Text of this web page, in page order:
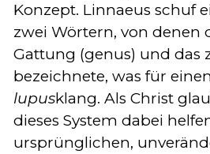
Konzept. Linnaeus schuf
zwei Wörtern, von denen
Gattung (genus) und das
bezeichnete, was für
lupusklang. Als Christ
dieses System dabei
ursprünglichen,